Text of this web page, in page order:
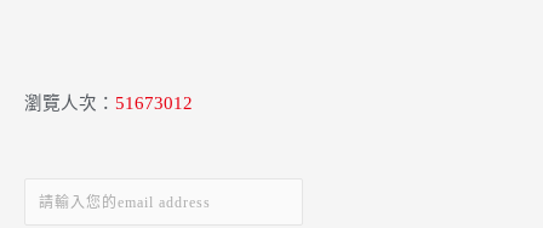
瀏覽人次： 51673012